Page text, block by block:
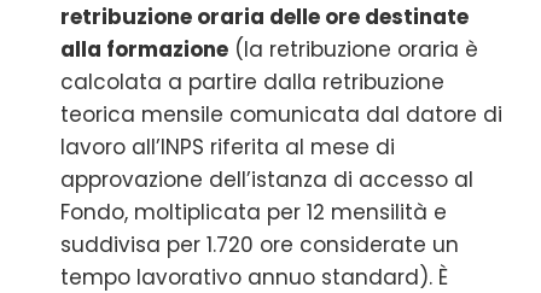
retribuzione oraria delle ore destinate
alla formazione (la retribuzione oraria è
calcolata a partire dalla retribuzione
teorica mensile comunicata dal datore di
lavoro all’INPS riferita al mese di
approvazione dell’istanza di accesso al
Fondo, moltiplicata per 12 mensilità e
suddivisa per 1.720 ore considerate un
tempo lavorativo annuo standard). È